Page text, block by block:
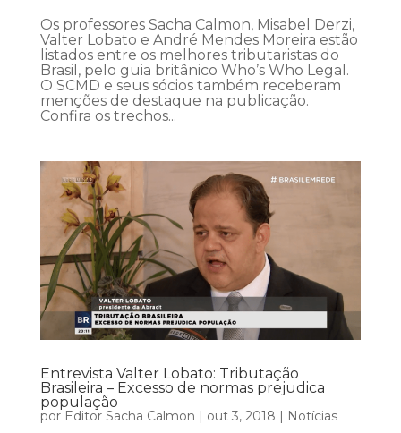
Os professores Sacha Calmon, Misabel Derzi,
Valter Lobato e André Mendes Moreira estão
listados entre os melhores tributaristas do
Brasil, pelo guia britânico Who’s Who Legal.
O SCMD e seus sócios também receberam
menções de destaque na publicação.
Confira os trechos...
Entrevista Valter Lobato: Tributação
Brasileira – Excesso de normas prejudica
população
por Editor Sacha Calmon | out 3, 2018 | Notícias